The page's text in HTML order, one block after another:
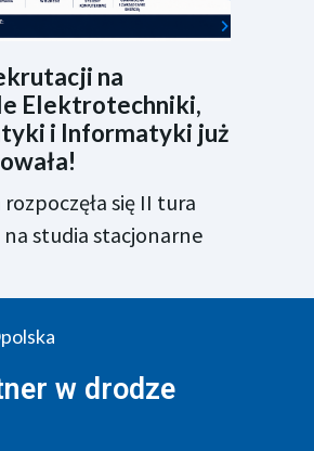
na
Elektrotechniki,
i Informatyki już
się II tura
studia stacjonarne
w drodze